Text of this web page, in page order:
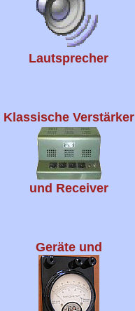
Lautsprecher
Klassische Verstärker
und Receiver
Geräte und